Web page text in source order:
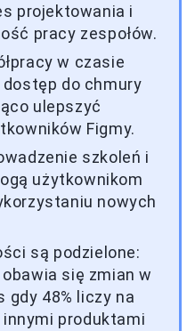
projektowania i
pracy zespołów.
w czasie
do chmury
ulepszyć
Figmy.
szkoleń i
użytkownikom
nowych
są podzielone:
się zmian w
48% liczy na
produktami